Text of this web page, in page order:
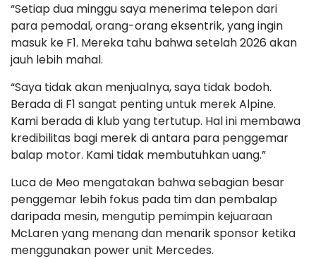
“Setiap dua minggu saya menerima telepon dari
para pemodal, orang-orang eksentrik, yang ingin
masuk ke F1. Mereka tahu bahwa setelah 2026 akan
jauh lebih mahal.
“Saya tidak akan menjualnya, saya tidak bodoh.
Berada di F1 sangat penting untuk merek Alpine.
Kami berada di klub yang tertutup. Hal ini membawa
kredibilitas bagi merek di antara para penggemar
balap motor. Kami tidak membutuhkan uang.”
Luca de Meo mengatakan bahwa sebagian besar
penggemar lebih fokus pada tim dan pembalap
daripada mesin, mengutip pemimpin kejuaraan
McLaren yang menang dan menarik sponsor ketika
menggunakan power unit Mercedes.